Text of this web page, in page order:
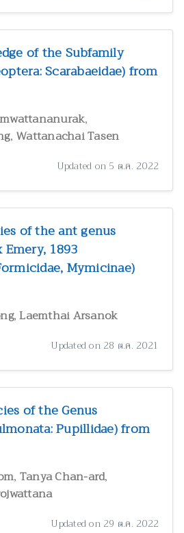
of the Subfamily
Scarabaeidae) from
,
, Wattanachai Tasen
Updated on 5 ต.ค. 2022
of the ant genus
1893
Mymicinae)
,Laemthai Arsanok
Updated on 28 ต.ค. 2021
of the Genus
Pupillidae) from
, Tanya Chan-ard,
Updated on 29 ต.ค. 2022